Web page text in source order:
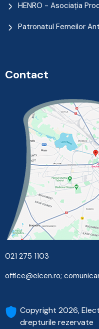
HENRO - Asociația
Patronatul Femeilor
Contact
021 275 1103
office@elcen.ro;
Copyright 2026,
drepturile rezervate